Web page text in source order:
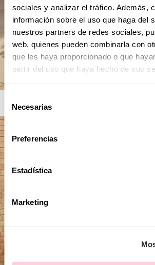
sociales y analizar el tráfico. Además,
información sobre el uso que haga del
nuestros partners de redes sociales,
web, quienes pueden combinarla con
que les haya proporcionado o que
partir del uso que haya hecho de sus
consentimiento
Necesarias
Preferencias
Estadística
Marketing